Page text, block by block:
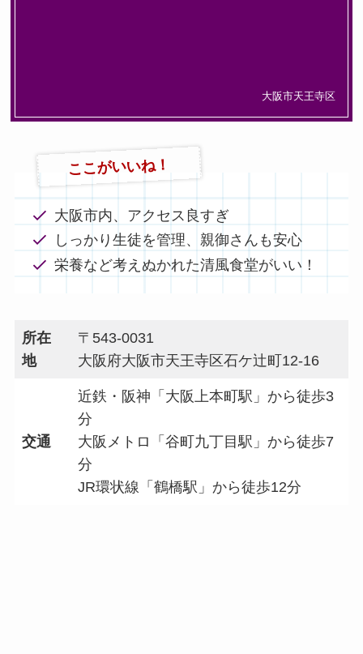
大阪市天王寺区
ここがいいね！
大阪市内、アクセス良すぎ
しっかり生徒を管理、親御さんも安心
栄養など考えぬかれた清風食堂がいい！
所在
地
〒543-0031
大阪府大阪市天王寺区石ケ辻町12-16
交通
近鉄・阪神「大阪上本町駅」から徒歩3
分
大阪メトロ「谷町九丁目駅」から徒歩7
分
JR環状線「鶴橋駅」から徒歩12分